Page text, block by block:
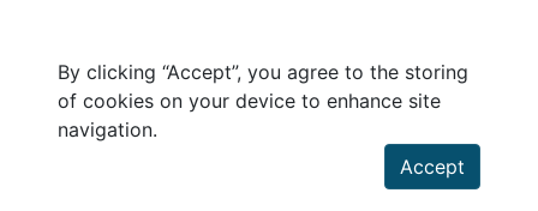
By clicking “Accept”, you agree to the storing
of cookies on your device to enhance site
navigation.
Accept